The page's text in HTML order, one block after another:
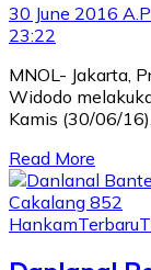
30 June 2016
23:22
MNOL- Jakarta,
Widodo
Kamis (30/06/
Read More
HankamTerbaru